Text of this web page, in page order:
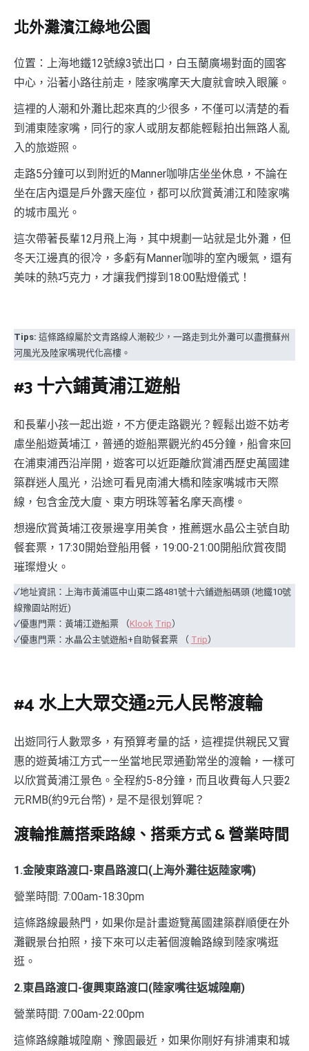
北外灘濱江綠地公園
位置：上海地鐵12號線3號出口，白玉蘭廣場對面的國客
中心，沿著小路往前走，陸家嘴摩天大廈就會映入眼簾。
這裡的人潮和外灘比起來真的少很多，不僅可以清楚的看
到浦東陸家嘴，同行的家人或朋友都能輕鬆拍出無路人亂
入的旅遊照。
走路5分鐘可以到附近的Manner咖啡店坐坐休息，不論在
坐在店內還是戶外露天座位，都可以欣賞黃浦江和陸家嘴
的城市風光。
這次帶著長輩12月飛上海，其中規劃一站就是北外灘，但
冬天江邊真的很冷，多虧有Manner咖啡的室內暖氣，還有
美味的熱巧克力，才讓我們撐到18:00點燈儀式！
Tips: 這條路線屬於文青路線人潮較少，一路走到北外灘可以盡攬蘇州
河風光及陸家嘴現代化高樓。
#3 十六鋪黃浦江遊船
和長輩小孩一起出遊，不方便走路觀光？輕鬆出遊不妨考
慮坐船遊黃埔江，普通的遊船票觀光約45分鐘，船會來回
在浦東浦西沿岸開，遊客可以近距離欣賞浦西歷史萬國建
築群迷人風光，沿途可看見南浦大橋和陸家嘴城市天際
線，包含金茂大廈、東方明珠等著名摩天高樓。
想邊欣賞黃埔江夜景邊享用美食，推薦選水晶公主號自助
餐套票，17:30開始登船用餐，19:00-21:00開船欣賞夜間
璀璨燈火。
✓地址資訊：上海市黃浦區中山東二路481號十六鋪遊船碼頭 (地鐵10號
線豫園站附近)
✓優惠門票：黃埔江遊船票 （Klook Trip）
✓優惠門票：水晶公主號遊船+自助餐套票 （ Trip）
#4 水上大眾交通2元人民幣渡輪
出遊同行人數眾多，有預算考量的話，這裡提供親民又實
惠的遊黃埔江方式——坐當地民眾通勤常坐的渡輪，一樣可
以欣賞黃浦江景色。全程約5-8分鐘，而且收費每人只要2
元RMB(約9元台幣)，是不是很划算呢？
渡輪推薦搭乘路線、搭乘方式 & 營業時間
1.金陵東路渡口-東昌路渡口(上海外灘往返陸家嘴)
營業時間: 7:00am-18:30pm
這條路線最熱門，如果你是計畫遊覽萬國建築群順便在外
灘觀景台拍照，接下來可以走著個渡輪路線到陸家嘴逛
逛。
2.東昌路渡口-復興東路渡口(陸家嘴往返城隍廟)
營業時間: 7:00am-22:00pm
這條路線離城隍廟、豫園最近，如果你剛好有排浦東和城